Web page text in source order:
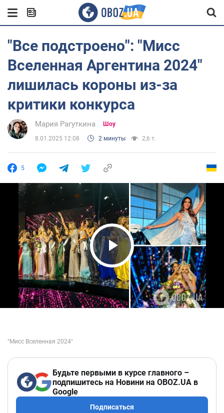
"Все подстроено": "Мисс
Вселенная Аргентина 2024"
лишилась короны из-за
критики конкурса
Мария Рагуткина Шоу
8.01.2025 12:08 2 минуты 2,6 т.
5
Play Video
Будьте первыми в курсе главного –
подпишитесь на Новини на OBOZ.UA в
Google
Подписаться